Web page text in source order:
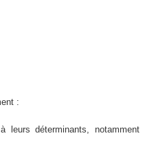
:
déterminants, notamment